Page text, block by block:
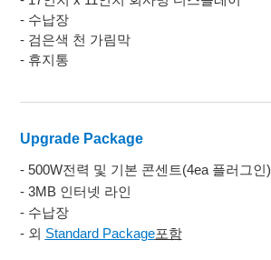
- 수납장
- 검은색 천 가림막
- 휴지통
Upgrade Package
- 500W전력 및 기본 콘센트(4ea 플러그인)
- 3MB 인터넷 라인
- 수납장
- 외 Standard Package포함